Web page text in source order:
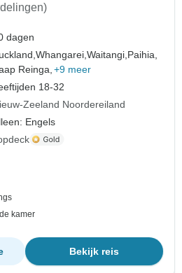
dagen
Whangarei,Waitangi, Paihia,
Reinga, +9 meer
18-32
Zeeland Noordereiland
Engels
kamer
Bekijk reis